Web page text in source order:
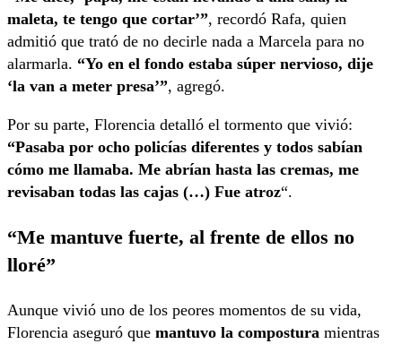
maleta, te tengo que cortar’”, recordó Rafa, quien
admitió que trató de no decirle nada a Marcela para no
alarmarla. “Yo en el fondo estaba súper nervioso, dije
‘la van a meter presa’”, agregó.
Por su parte, Florencia detalló el tormento que vivió:
“Pasaba por ocho policías diferentes y todos sabían
cómo me llamaba. Me abrían hasta las cremas, me
revisaban todas las cajas (…) Fue atroz“.
“Me mantuve fuerte, al frente de ellos no
lloré”
Aunque vivió uno de los peores momentos de su vida,
Florencia aseguró que mantuvo la compostura mientras